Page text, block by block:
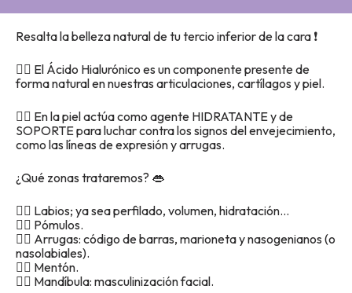
Resalta la belleza natural de tu tercio inferior de la cara ❗
👉🏼 El Ácido Hialurónico es un componente presente de
forma natural en nuestras articulaciones, cartílagos y piel.
👉🏼 En la piel actúa como agente HIDRATANTE y de
SOPORTE para luchar contra los signos del envejecimiento,
como las líneas de expresión y arrugas.
¿Qué zonas trataremos? 👄
👉🏽 Labios; ya sea perfilado, volumen, hidratación…
👉🏽 Pómulos.
👉🏽 Arrugas: código de barras, marioneta y nasogenianos (o
nasolabiales).
👉🏽 Mentón.
👉🏽 Mandíbula: masculinización facial.